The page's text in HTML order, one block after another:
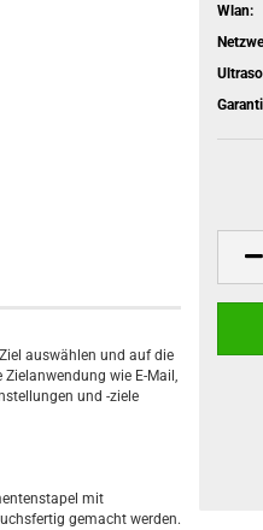
Wlan:
auswählen und auf die
wie E-Mail,
und -ziele
mit
gemacht werden.